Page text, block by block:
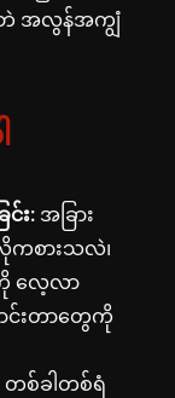
အလွန်အကျွံ
င်း: အခြား
စားသလဲ၊
လေ့လာ
င်းတာတွေကို
တစ်ခါတစ်ရံ